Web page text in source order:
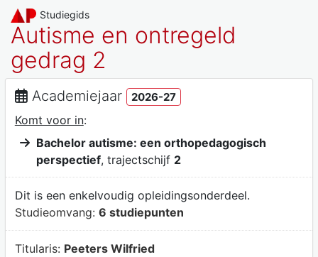
Studiegids
Autisme en ontregeld
gedrag 2
Academiejaar 2026-27
Komt voor in:
Bachelor autisme: een orthopedagogisch
perspectief, trajectschijf 2
Dit is een enkelvoudig opleidingsonderdeel.
Studieomvang: 6 studiepunten
Titularis: Peeters Wilfried